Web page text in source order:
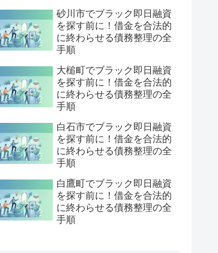
砂川市でブラック即日融資
を探す前に！借金を合法的
に終わらせる債務整理の全
手順
大槌町でブラック即日融資
を探す前に！借金を合法的
に終わらせる債務整理の全
手順
白石市でブラック即日融資
を探す前に！借金を合法的
に終わらせる債務整理の全
手順
白鷹町でブラック即日融資
を探す前に！借金を合法的
に終わらせる債務整理の全
手順